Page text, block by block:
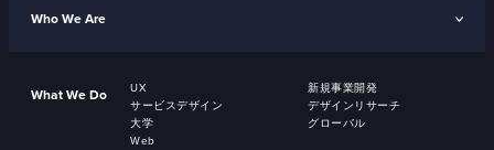
Who We Are
What We Do UX
新規事業開発
サービスデザイン
デザインリサーチ
大学
グローバル
Web